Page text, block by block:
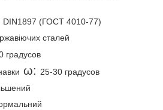
DIN1897 (ГОСТ 4010-77)
сталей
градусов
ω: 25-30 градусов